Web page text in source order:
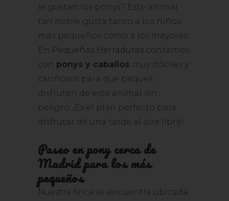
le gustan los ponys? Este animal
tan noble gusta tanto a los niños
más pequeños como a los mayores.
En Pequeñas Herraduras contamos
con ponys y caballos muy dóciles y
cariñosos para que peques
disfruten de este animal sin
peligro. ¡Es el plan perfecto para
disfrutar de una tarde al aire libre!
Paseo en pony cerca de
Madrid para los más
pequeños
Nuestra finca se encuentra ubicada